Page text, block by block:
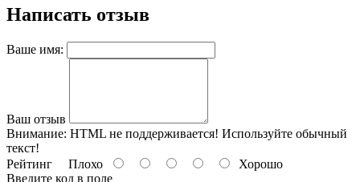
Написать отзыв
Ваше имя:
Ваш отзыв
Внимание: HTML не поддерживается! Используйте обычный
текст!
Рейтинг Плохо
Хорошо
Введите код в поле